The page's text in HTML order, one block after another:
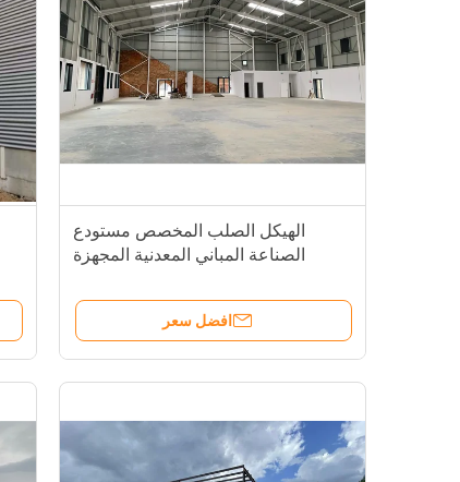
الهيكل الصلب المخصص مستودع
الصناعة المباني المعدنية المجهزة
افضل سعر